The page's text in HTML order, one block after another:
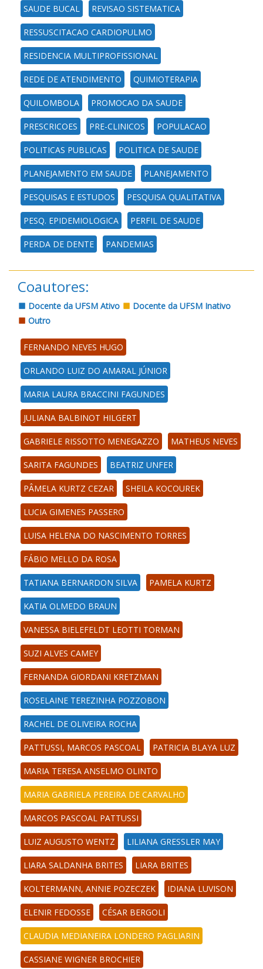
SAUDE BUCAL REVISAO SISTEMATICA
RESSUSCITACAO CARDIOPULMO
RESIDENCIA MULTIPROFISSIONAL
REDE DE ATENDIMENTO QUIMIOTERAPIA
QUILOMBOLA PROMOCAO DA SAUDE
PRESCRICOES PRE-CLINICOS POPULACAO
POLITICAS PUBLICAS POLITICA DE SAUDE
PLANEJAMENTO EM SAUDE PLANEJAMENTO
PESQUISAS E ESTUDOS PESQUISA QUALITATIVA
PESQ. EPIDEMIOLOGICA PERFIL DE SAUDE
PERDA DE DENTE PANDEMIAS
Coautores:
Docente da UFSM Ativo
Docente da UFSM Inativo
Outro
FERNANDO NEVES HUGO
ORLANDO LUIZ DO AMARAL JÚNIOR
MARIA LAURA BRACCINI FAGUNDES
JULIANA BALBINOT HILGERT
GABRIELE RISSOTTO MENEGAZZO MATHEUS NEVES
SARITA FAGUNDES BEATRIZ UNFER
PÂMELA KURTZ CEZAR SHEILA KOCOUREK
LUCIA GIMENES PASSERO
LUISA HELENA DO NASCIMENTO TORRES
FÁBIO MELLO DA ROSA
TATIANA BERNARDON SILVA PAMELA KURTZ
KATIA OLMEDO BRAUN
VANESSA BIELEFELDT LEOTTI TORMAN
SUZI ALVES CAMEY
FERNANDA GIORDANI KRETZMAN
ROSELAINE TEREZINHA POZZOBON
RACHEL DE OLIVEIRA ROCHA
PATTUSSI, MARCOS PASCOAL PATRICIA BLAYA LUZ
MARIA TERESA ANSELMO OLINTO
MARIA GABRIELA PEREIRA DE CARVALHO
MARCOS PASCOAL PATTUSSI
LUIZ AUGUSTO WENTZ LILIANA GRESSLER MAY
LIARA SALDANHA BRITES LIARA BRITES
KOLTERMANN, ANNIE POZECZEK IDIANA LUVISON
ELENIR FEDOSSE CÉSAR BERGOLI
CLAUDIA MEDIANEIRA LONDERO PAGLIARIN
CASSIANE WIGNER BROCHIER